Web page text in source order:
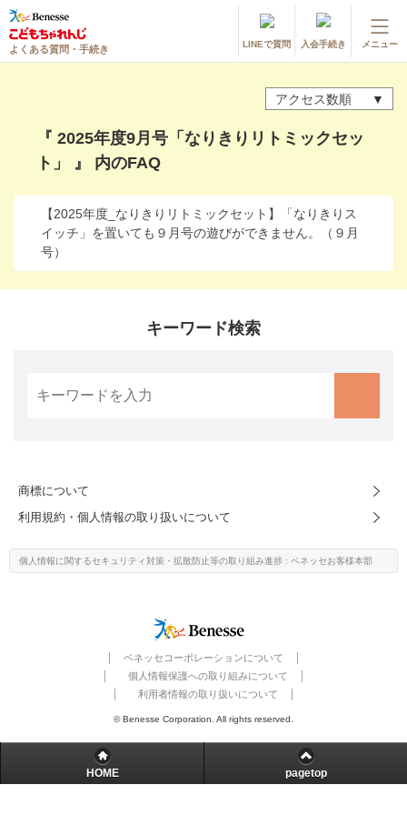
よくある質問・手続き LINEで質問 入会手続き メニュー
よくある質問・お問い合わせ
カテゴリーから探す
お問い合わせ窓口
進研ゼミ 中学講座
アクセス数順
『 2025年度9月号「なりきりリトミックセッ
ト」 』 内のFAQ
【2025年度_なりきりリトミックセット】「なりきりス
イッチ」を置いても９月号の遊びができません。（９月
号）
キーワード検索
商標について
利用規約・個人情報の取り扱いについて
個人情報に関するセキュリティ対策・ 拡散防止等の取り組み進捗 : ベネッセお客様本部
ベネッセコーポレーションについて
個人情報保護への取り組みについて
利用者情報の取り扱いについて
© Benesse Corporation. All rights reserved.
HOME pagetop